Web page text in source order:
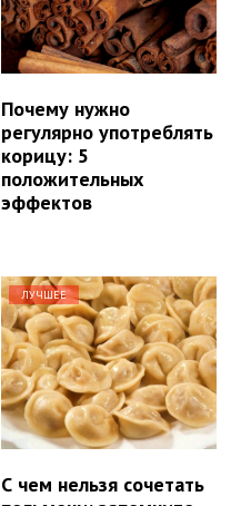
Почему нужно
регулярно употреблять
корицу: 5
положительных
эффектов
ЛУЧШЕЕ
С чем нельзя сочетать